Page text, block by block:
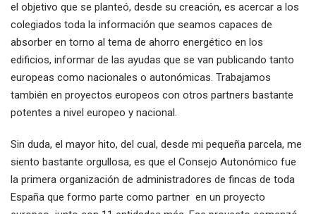
el objetivo que se planteó, desde su creación, es acercar a los
colegiados toda la información que seamos capaces de
absorber en torno al tema de ahorro energético en los
edificios, informar de las ayudas que se van publicando tanto
europeas como nacionales o autonómicas. Trabajamos
también en proyectos europeos con otros partners bastante
potentes a nivel europeo y nacional.
Sin duda, el mayor hito, del cual, desde mi pequeña parcela, me
siento bastante orgullosa, es que el Consejo Autonómico fue
la primera organización de administradores de fincas de toda
España que formo parte como partner en un proyecto